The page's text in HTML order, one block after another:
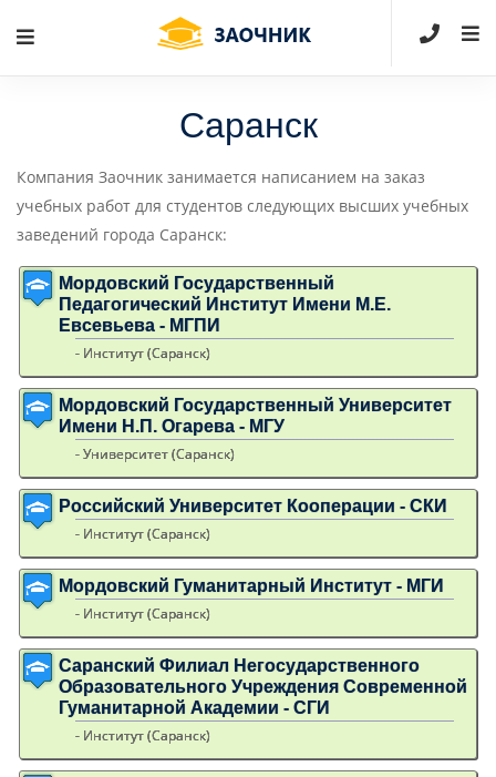
Саранск
Компания Заочник занимается написанием на заказ
учебных работ для студентов следующих высших учебных
заведений города Саранск:
Мордовский Государственный
Педагогический Институт Имени М.Е.
Евсевьева - МГПИ
- Институт (Саранск)
Мордовский Государственный Университет
Имени Н.П. Огарева - МГУ
- Университет (Саранск)
Российский Университет Кооперации - СКИ
- Институт (Саранск)
Мордовский Гуманитарный Институт - МГИ
- Институт (Саранск)
Саранский Филиал Негосударственного
Образовательного Учреждения Современной
Гуманитарной Академии - СГИ
- Институт (Саранск)